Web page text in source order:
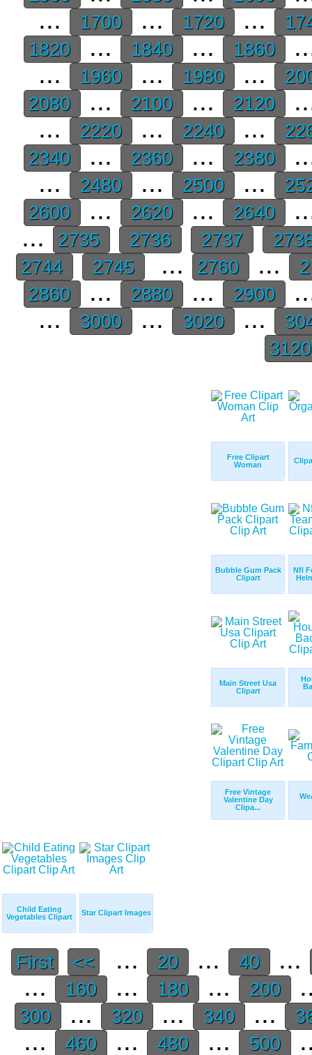
...
1700 ... 1720 ...
1820
... 1840 ... 1860
...
1960 ... 1980 ...
2080
... 2100 ... 2120
...
2220 ... 2240 ...
2340
... 2360 ... 2380
...
2480 ... 2500 ...
2600
... 2620 ... 2640
...
2735 2736 2737
2744
2745 ... 2760 ...
2860
... 2880 ... 2900
...
3000 ... 3020 ...
Free Clipart
Woman
Bubble Gum Pack
Clipart
Nfl
Main Street Usa
Clipart
Free Vintage
Valentine Day
Clipa...
Child Eating
Vegetables Clipart
Star Clipart Images
First << ... 20 ... 40
...
...
160 ... 180 ... 200
300 ... 320 ... 340 ...
... 460 ... 480 ... 500